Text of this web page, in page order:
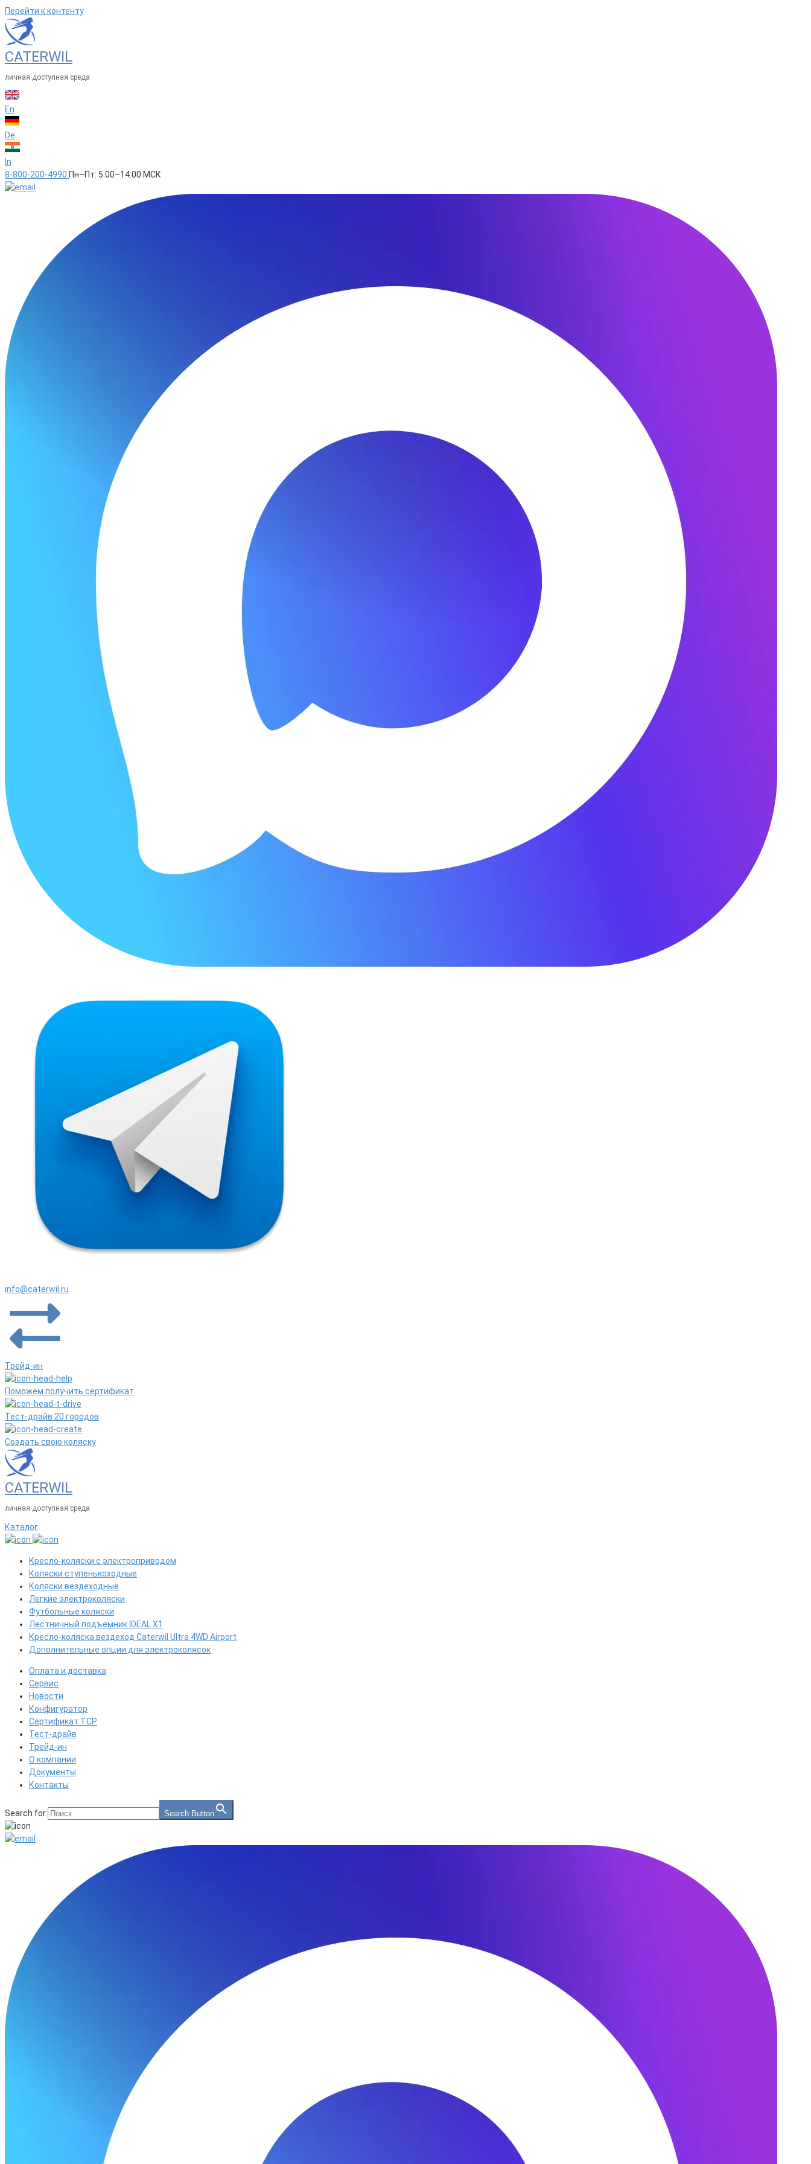
Перейти к контенту
CATERWIL
личная доступная среда
En
De
In
8-800-200-4990 Пн–Пт: 5:00–14:00 МСК
info@caterwil.ru
Трейд-ин
Поможем получить сертификат
Тест-драйв 20 городов
Создать свою коляску
CATERWIL
личная доступная среда
Каталог
Кресло-коляски с электроприводом
Коляски ступенькоходные
Коляски вездеходные
Легкие электроколяски
Футбольные коляски
Лестничный подъемник IDEAL X1
Кресло-коляска вездеход Caterwil Ultra 4WD Airport
Дополнительные опции для электроколясок
Оплата и доставка
Сервис
Новости
Конфигуратор
Сертификат ТСР
Тест-драйв
Трейд-ин
О компании
Документы
Контакты
Search for: Search Button